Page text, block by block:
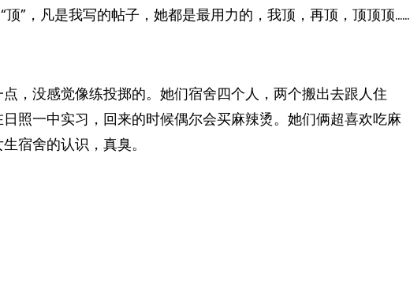
”，凡是我写的帖子，她都是最用力的，我顶，再顶，顶顶顶……
，没感觉像练投掷的。她们宿舍四个人，两个搬出去跟人住
照一中实习，回来的时候偶尔会买麻辣烫。她们俩超喜欢吃麻
宿舍的认识，真臭。